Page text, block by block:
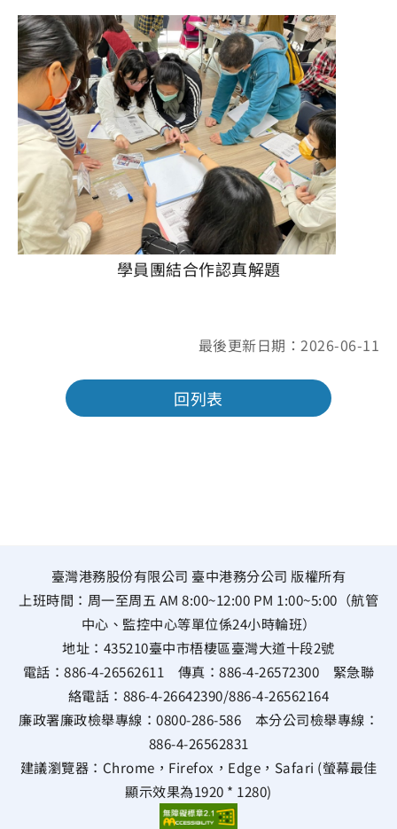
學員團結合作認真解題
最後更新日期：2026-06-11
回列表
臺灣港務股份有限公司 臺中港務分公司 版權所有
上班時間：周一至周五 AM 8:00~12:00 PM 1:00~5:00（航管
中心、監控中心等單位係24小時輪班）
地址： 435210臺中市梧棲區臺灣大道十段2號
電話：886-4-26562611 傳真：886-4-26572300 緊急聯
絡電話： 886-4-26642390/886-4-26562164
廉政署廉政檢舉專線： 0800-286-586 本分公司檢舉專線：
886-4-26562831
建議瀏覽器：Chrome，Firefox，Edge，Safari (螢幕最佳
顯示效果為1920 * 1280)